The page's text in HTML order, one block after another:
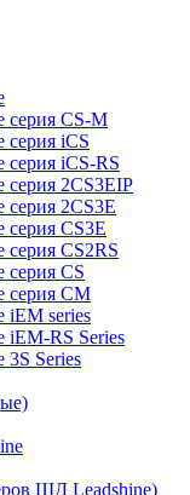
серия CS-M
серия iCS
серия iCS-RS
серия 2CS3EIP
серия 2CS3E
серия CS3E
CS2RS
серия CS
серия CM
iEM series
iEM-RS Series
3S Series
ШД Leadshine)